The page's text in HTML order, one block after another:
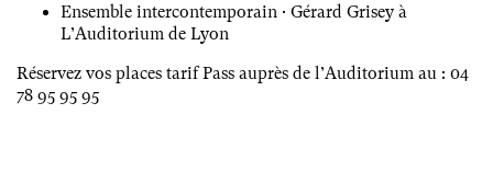
Ensemble intercontemporain · Gérard Grisey à
L’Auditorium de Lyon
Réservez vos places tarif Pass auprès de l’Auditorium au : 04
78 95 95 95